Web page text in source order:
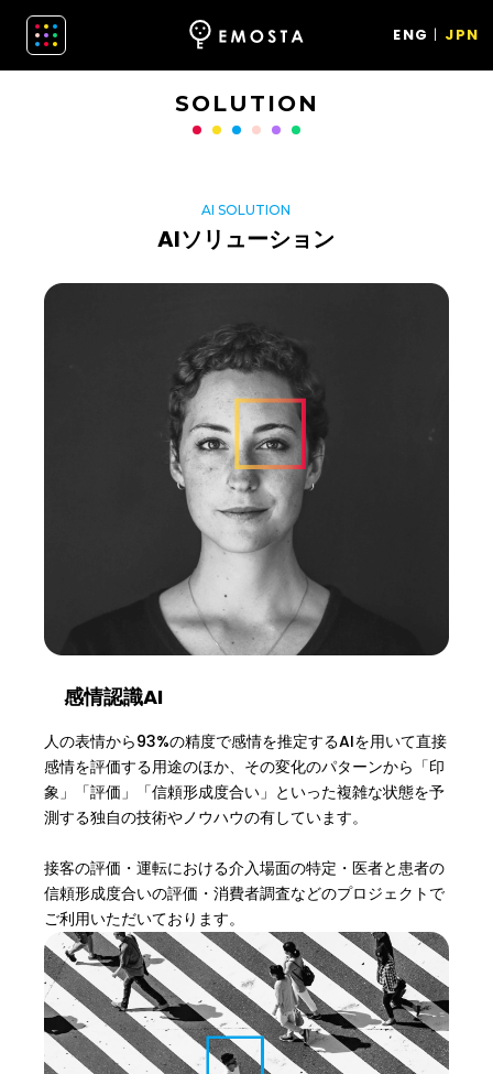
ENG JPN
SOLUTION
AI SOLUTION
AIソリューション
感情認識AI
人の表情から93%の精度で感情を推定するAIを用いて直接
感情を評価する用途のほか、その変化のパターンから「印
象」「評価」「信頼形成度合い」といった複雑な状態を予
測する独自の技術やノウハウの有しています。
接客の評価・運転における介入場面の特定・医者と患者の
信頼形成度合いの評価・消費者調査などのプロジェクトで
ご利用いただいております。